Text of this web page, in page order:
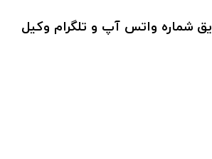
شماره واتس آپ و تلگرام وکیل